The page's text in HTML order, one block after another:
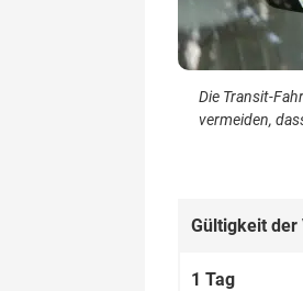
Die Transit-
vermeiden,
G­ültig­keit der
1 Tag